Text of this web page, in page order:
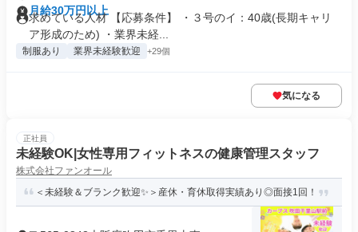
月給30万円以上
求めている人材 【応募条件】 ・３号のイ：40歳(長期キャリ
ア形成のため) ・業界未経...
制服あり 業界未経験歓迎 +29個
気になる
正社員
未経験OK|女性専用フィットネスの健康管理スタッフ
株式会社ファンオール
＜未経験＆ブランク歓迎✨＞産休・育休取得実績あり◎面接1回！